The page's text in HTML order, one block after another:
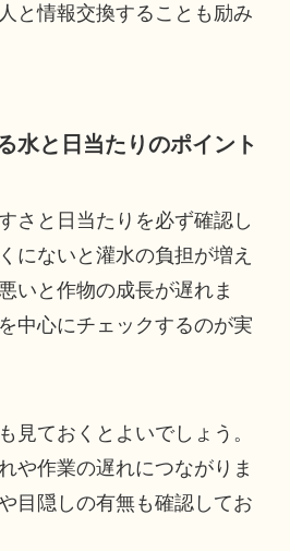
と情報交換することも励み
水と日当たりのポイント
さと日当たりを必ず確認し
にないと灌水の負担が増え
いと作物の成長が遅れま
中心にチェックするのが実
見ておくとよいでしょう。
や作業の遅れにつながりま
目隠しの有無も確認してお